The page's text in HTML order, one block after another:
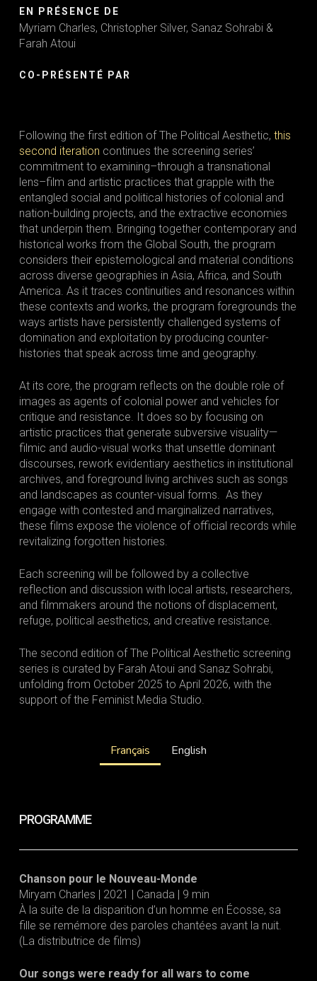
EN PRÉSENCE DE
Myriam Charles, Christopher Silver, Sanaz Sohrabi &
Farah Atoui
CO-PRÉSENTÉ PAR
Following the first edition of The Political Aesthetic,this
second iteration continues the screening series’
commitment to examining–through a transnational
lens–film and artistic practices that grapple with the
entangled social and political histories of colonial and
nation-building projects, and the extractive economies
that underpin them. Bringing together contemporary and
historical works from the Global South, the program
considers their epistemological and material conditions
across diverse geographies in Asia, Africa, and South
America. As it traces continuities and resonances within
these contexts and works, the program foregrounds the
ways artists have persistently challenged systems of
domination and exploitation by producing counter-
histories that speak across time and geography.
At its core, the program reflects on the double role of
images as agents of colonial power and vehicles for
critique and resistance. It does so by focusing on
artistic practices that generate subversive visuality—
filmic and audio-visual works that unsettle dominant
discourses, rework evidentiary aesthetics in institutional
archives, and foreground living archives such as songs
and landscapes as counter-visual forms. As they
engage with contested and marginalized narratives,
these films expose the violence of official records while
revitalizing forgotten histories.
Each screening will be followed by a collective
reflection and discussion with local artists, researchers,
and filmmakers around the notions of displacement,
refuge, political aesthetics, and creative resistance.
The second edition of The Political Aesthetic screening
series is curated by Farah Atoui and Sanaz Sohrabi,
unfolding from October 2025 to April 2026, with the
support of the Feminist Media Studio.
Français English
PROGRAMME
Chanson pour le Nouveau-Monde
Miryam Charles | 2021 | Canada | 9 min
À la suite de la disparition d’un homme en Écosse, sa
fille se remémore des paroles chantées avant la nuit.
(La distributrice de films)
Our songs were ready for all wars to come